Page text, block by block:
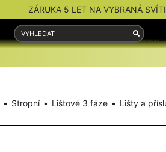
ZÁRUKA 5 LET NA VYBRANÁ
Venkovní svítidla
Stropní Lištové 3 fáze Lišty a